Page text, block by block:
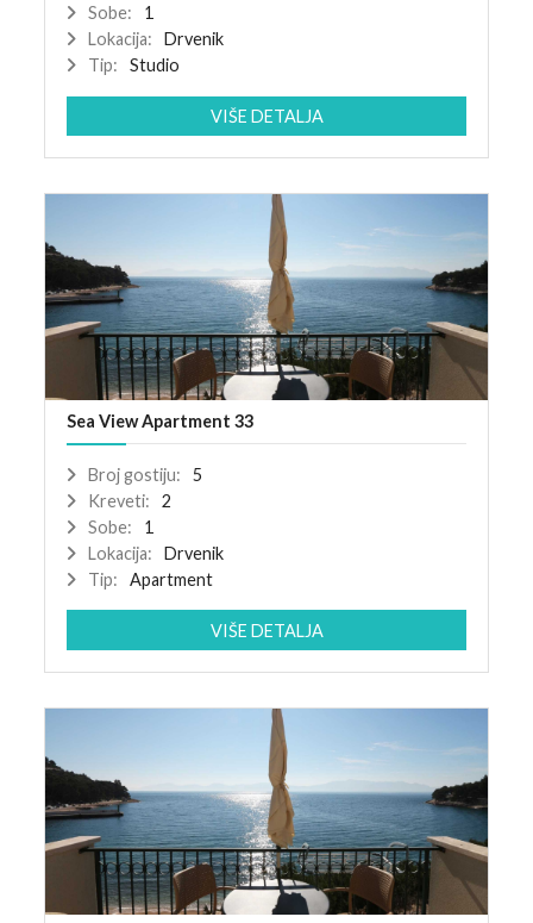
Sobe:
1
Lokacija:
Drvenik
Tip:
Studio
VIŠE DETALJA
Sea View Apartment 33
Broj gostiju:
5
Kreveti:
2
Sobe:
1
Lokacija:
Drvenik
Tip:
Apartment
VIŠE DETALJA